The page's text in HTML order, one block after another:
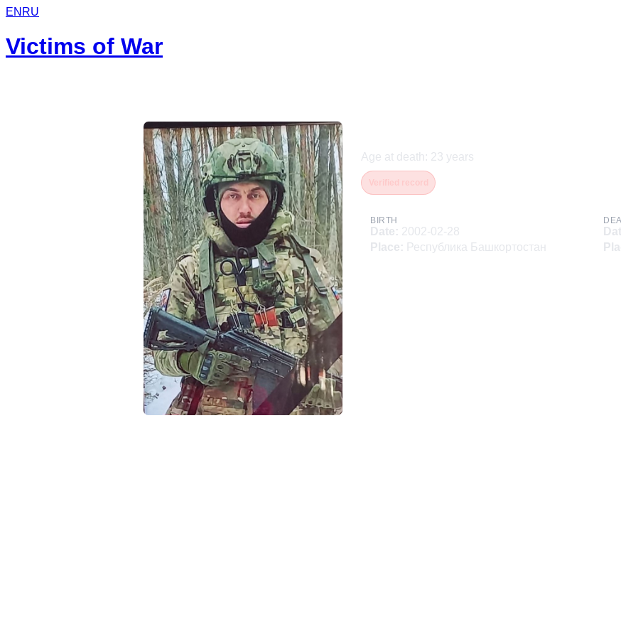
EN RU
Victims of War
Age at death : 23 years
BIRTH
Date: 2002-02-28
Place: Республика Башкортостан